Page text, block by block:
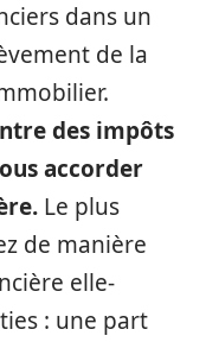
dans un
de la
des impôts
accorder
Le plus
de manière
elle-
: une part